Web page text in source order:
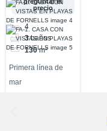
EN PLAYAS
DE
FORNELLS
precio
4
3 baños
130 m²
Primera línea de
mar